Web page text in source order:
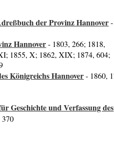
der Provinz Hannover-
Hannover- 1803, 266; 1818,
1855, X; 1862, XIX; 1874, 604;
Königreichs Hannover- 1860,
Geschichte und Verfassung des